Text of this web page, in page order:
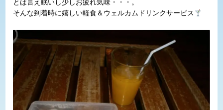
とは言え眠いし少しお疲れ気味・・・。
そんな到着時に嬉しい軽食＆ウェルカムドリンクサービス